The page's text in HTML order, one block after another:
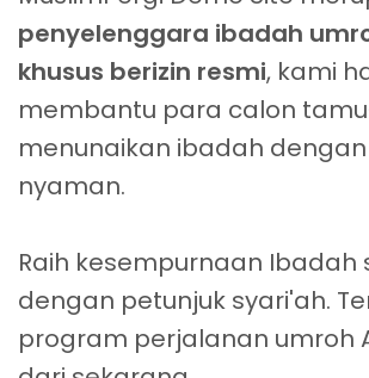
penyelenggara ibadah
khusus berizin resmi, kami
membantu para calon
menunaikan ibadah
nyaman.
Raih kesempurnaan Ibadah
dengan petunjuk syari'ah.
program perjalanan umroh